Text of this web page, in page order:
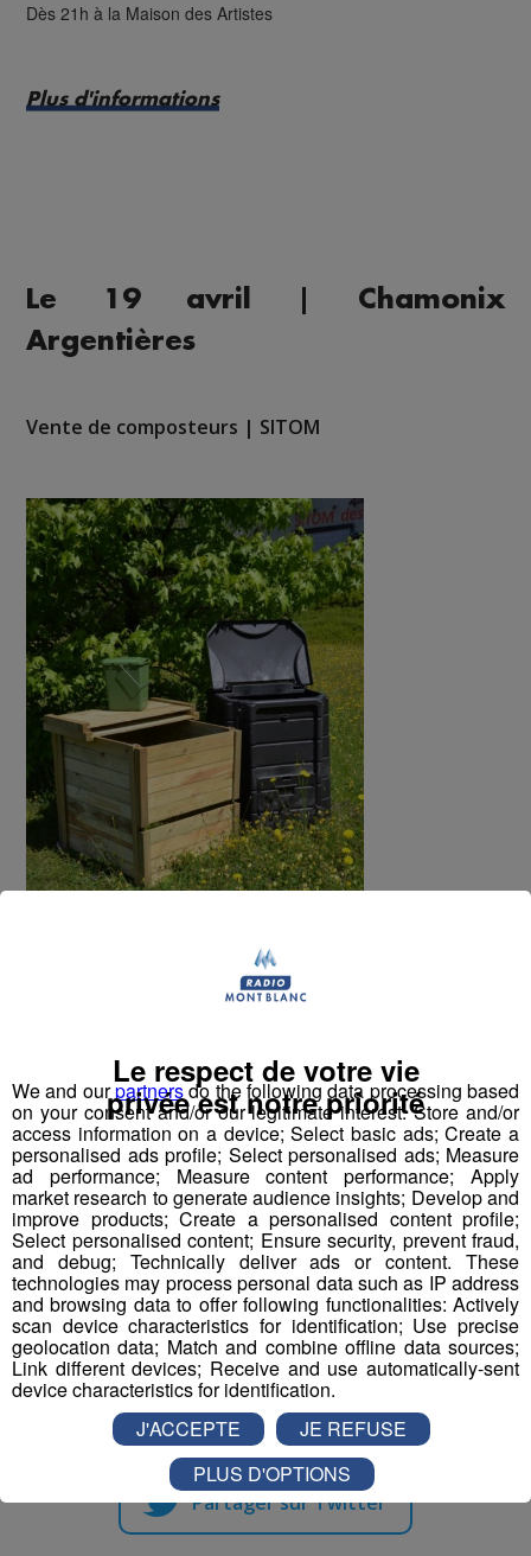
Dès 21h à la Maison des Artistes
Plus d'informations
Le 19 avril | Chamonix
Argentières
Vente de composteurs | SITOM
Les SITOMdes VALLÉES DU MONT BLANC organise une
vente de composteurs, lejeudi 19 Avril de 13h30 à 18haux
services techniques des Îles à Chamonix Argentière. C'est
l'occasion de vous mettre au vert !
Plus d'informations auprès des SITOM des Vallées
du Mont Blanc
Partager sur Facebook
Partager sur Twitter
We and ourpartnersdo the following data processing based
on your consent and/or our legitimate interest: Store and/or
access information on a device; Select basic ads; Create a
personalised ads profile; Select personalised ads; Measure
ad performance; Measure content performance; Apply
market research to generate audience insights; Develop and
improve products; Create a personalised content profile;
Select personalised content; Ensure security, prevent fraud,
and debug; Technically deliver ads or content. These
technologies may process personal data such as IP address
and browsing data to offer following functionalities: Actively
scan device characteristics for identification; Use precise
geolocation data; Match and combine offline data sources;
Link different devices; Receive and use automatically-sent
device characteristics for identification.
Le respect de votre vie
privée est notre priorité
J'ACCEPTE
JE REFUSE
PLUS D'OPTIONS